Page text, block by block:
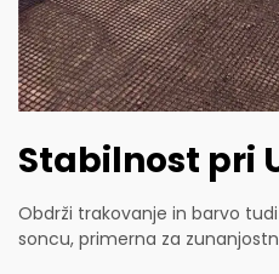
Stabilnost pri
Obdrži trakovanje in barvo
soncu, primerna za